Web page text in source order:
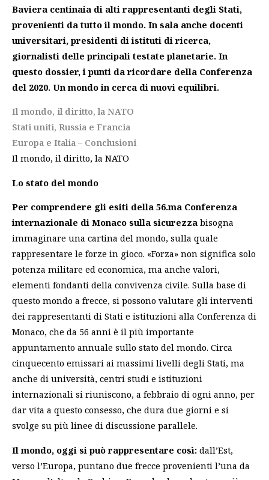
Baviera centinaia di alti rappresentanti degli Stati,
provenienti da tutto il mondo. In sala anche docenti
universitari, presidenti di istituti di ricerca,
giornalisti delle principali testate planetarie. In
questo dossier, i punti da ricordare della Conferenza
del 2020. Un mondo in cerca di nuovi equilibri.
Il mondo, il diritto, la NATO
Stati uniti, Russia e Francia
Europa e Italia – Conclusioni
Il mondo, il diritto, la NATO
Lo stato del mondo
Per comprendere gli esiti della 56.ma Conferenza
internazionale di Monaco sulla sicurezza bisogna
immaginare una cartina del mondo, sulla quale
rappresentare le forze in gioco. «Forza» non significa solo
potenza militare ed economica, ma anche valori,
elementi fondanti della convivenza civile. Sulla base di
questo mondo a frecce, si possono valutare gli interventi
dei rappresentanti di Stati e istituzioni alla Conferenza di
Monaco, che da 56 anni è il più importante
appuntamento annuale sullo stato del mondo. Circa
cinquecento emissari ai massimi livelli degli Stati, ma
anche di università, centri studi e istituzioni
internazionali si riuniscono, a febbraio di ogni anno, per
dar vita a questo consesso, che dura due giorni e si
svolge su più linee di discussione parallele.
Il mondo, oggi si può rappresentare così: dall’Est,
verso l’Europa, puntano due frecce provenienti l’una da